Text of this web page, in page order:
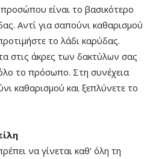
είναι το βασικότερο
Αντί για σαπούνι καθαρισμού
το λάδι καρύδας.
στις άκρες των δακτύλων σας
το πρόσωπο. Στη συνέχεια
καθαρισμού και ξεπλύνετε το
να γίνεται καθ’ όλη τη